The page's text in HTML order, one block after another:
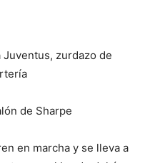
zurdazo de
de Sharpe
en marcha y se lleva a